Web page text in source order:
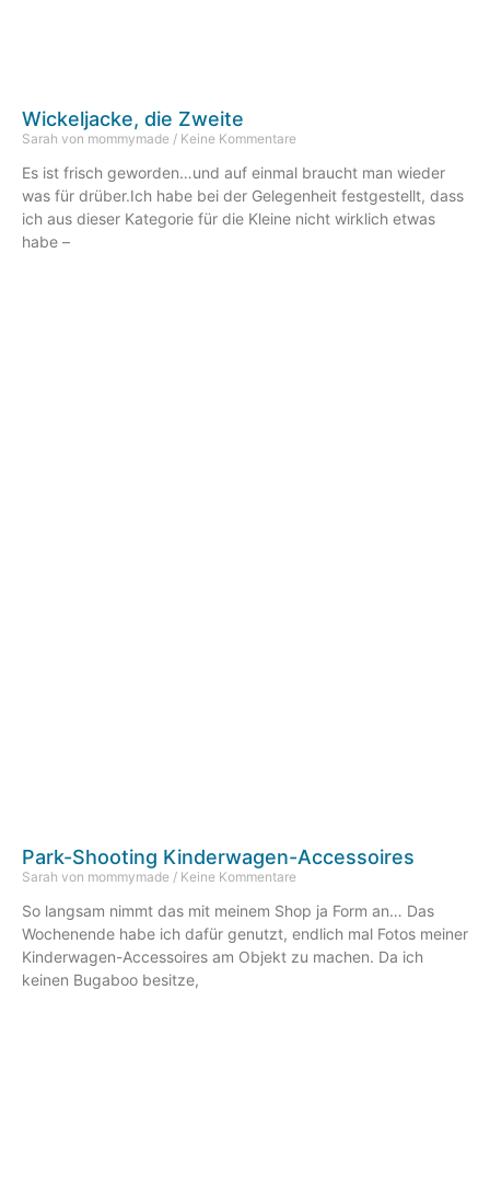
Wickeljacke, die Zweite
Sarah von mommymade Keine Kommentare
Es ist frisch geworden…und auf einmal braucht man wieder
was für drüber.Ich habe bei der Gelegenheit festgestellt, dass
ich aus dieser Kategorie für die Kleine nicht wirklich etwas
habe –
Park-Shooting Kinderwagen-Accessoires
Sarah von mommymade Keine Kommentare
So langsam nimmt das mit meinem Shop ja Form an… Das
Wochenende habe ich dafür genutzt, endlich mal Fotos meiner
Kinderwagen-Accessoires am Objekt zu machen. Da ich
keinen Bugaboo besitze,